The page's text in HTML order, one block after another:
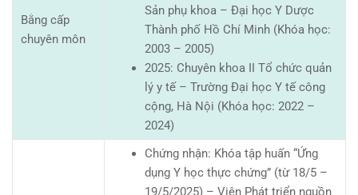
Bằng cấp
chuyên môn
Sản phụ khoa – Đại học Y Dược
Thành phố Hồ Chí Minh (Khóa học:
2003 – 2005)
2025: Chuyên khoa II Tổ chức quản
lý y tế – Trường Đại học Y tế công
cộng, Hà Nội (Khóa học: 2022 –
2024)
Chứng nhận: Khóa tập huấn “Ứng
dụng Y học thực chứng” (từ 18/5 –